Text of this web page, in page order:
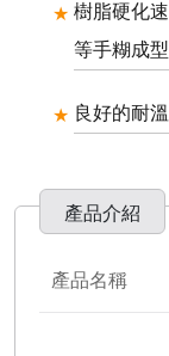
樹脂硬化
等手糊成型
良好的耐
產品介紹
產品名稱